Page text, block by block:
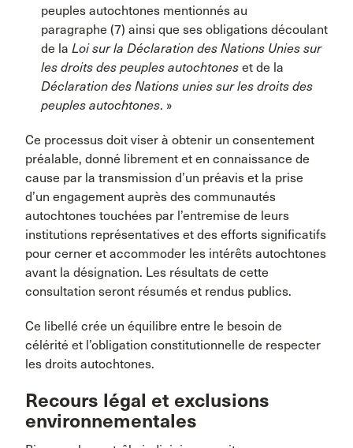
peuples autochtones mentionnés au
paragraphe (7) ainsi que ses obligations découlant
de la Loi sur la Déclaration des Nations Unies sur
les droits des peuples autochtones et de la
Déclaration des Nations unies sur les droits des
peuples autochtones. »
Ce processus doit viser à obtenir un consentement
préalable, donné librement et en connaissance de
cause par la transmission d’un préavis et la prise
d’un engagement auprès des communautés
autochtones touchées par l’entremise de leurs
institutions représentatives et des efforts significatifs
pour cerner et accommoder les intérêts autochtones
avant la désignation. Les résultats de cette
consultation seront résumés et rendus publics.
Ce libellé crée un équilibre entre le besoin de
célérité et l’obligation constitutionnelle de respecter
les droits autochtones.
Recours légal et exclusions
environnementales